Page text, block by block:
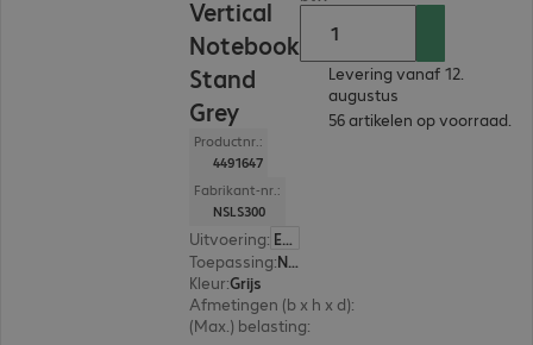
Vertical
Notebook
Stand
Grey
Productnr.:
4491647
Fabrikant-nr.:
NSLS300
Uitvoering: Europa
Toepassing: Notebook
Kleur:Grijs
Afmetingen (b x h x d):
(Max.) belasting:
Levering vanaf 12.
augustus
56 artikelen op voorraad.